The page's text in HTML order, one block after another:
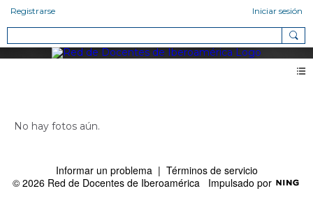
Registrarse Iniciar sesión
No hay fotos aún.
Informar un problema| Términos de servicio
© 2026 Red de Docentes de Iberoamérica Impulsado por